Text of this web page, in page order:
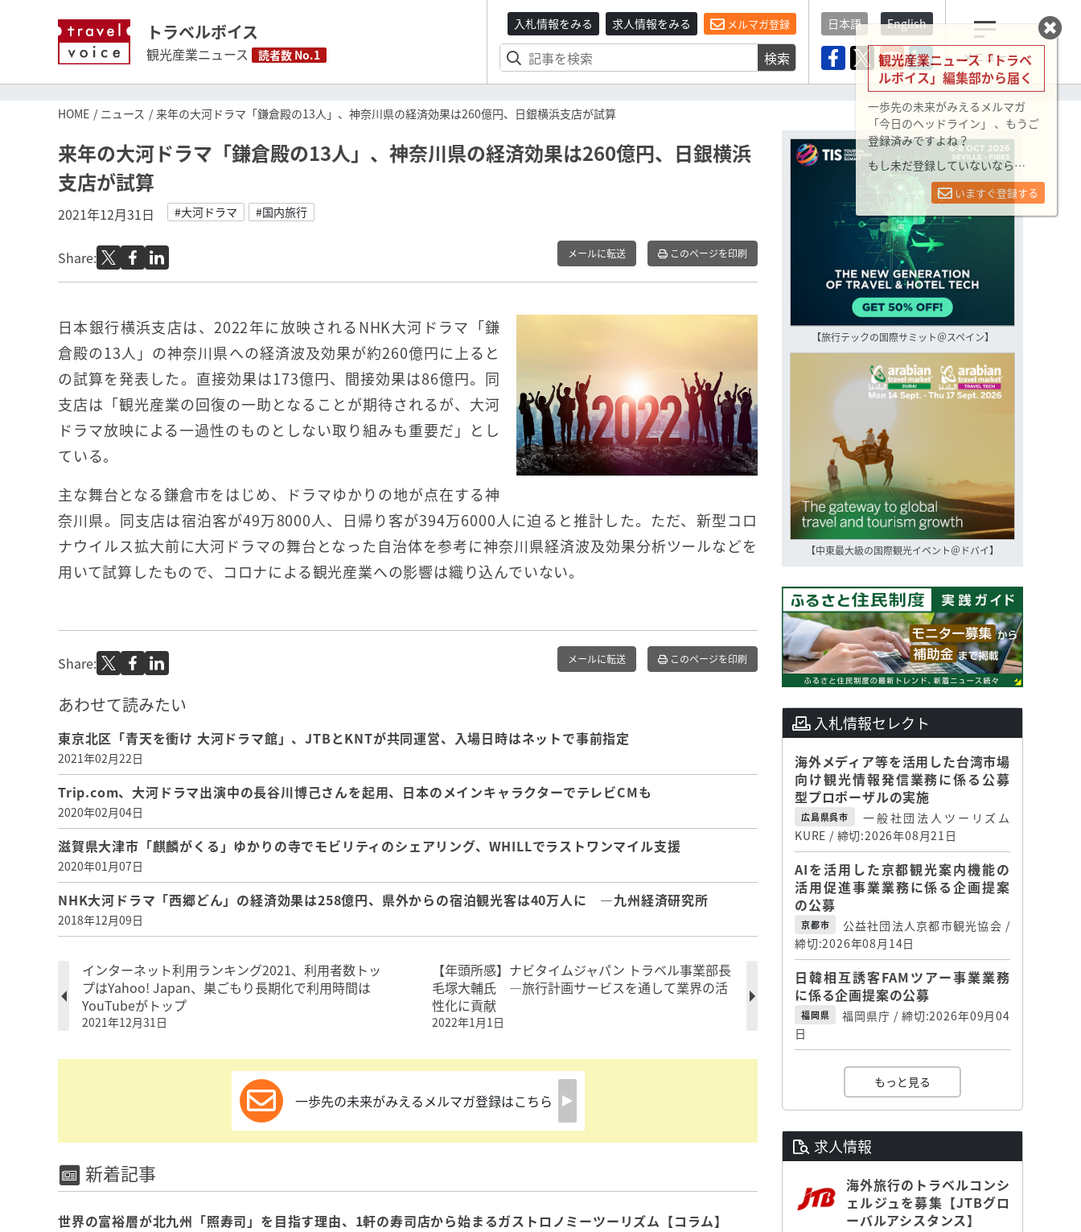
トラベルボイス
観光産業ニュース 読者数 No.1
入札情報をみる 求人情報をみる メルマガ登録
検索
日本語 English
メニュー
HOME ニュース 来年の大河ドラマ「鎌倉殿の13人」、神奈川県の経済効果は260億円、日銀横浜支店が試算
来年の大河ドラマ「鎌倉殿の13人」、神奈川県の経済効果は260億円、日銀横浜
支店が試算
2021年12月31日 #大河ドラマ #国内旅行
Share: メールに転送 このページを印刷
日本銀行横浜支店は、2022年に放映されるNHK大河ドラマ「鎌
倉殿の13人」の神奈川県への経済波及効果が約260億円に上ると
の試算を発表した。直接効果は173億円、間接効果は86億円。同
支店は「観光産業の回復の一助となることが期待されるが、大河
ドラマ放映による一過性のものとしない取り組みも重要だ」とし
ている。
主な舞台となる鎌倉市をはじめ、ドラマゆかりの地が点在する神
奈川県。同支店は宿泊客が49万8000人、日帰り客が394万6000人に迫ると推計した。ただ、新型コロ
ナウイルス拡大前に大河ドラマの舞台となった自治体を参考に神奈川県経済波及効果分析ツールなどを
用いて試算したもので、コロナによる観光産業への影響は織り込んでいない。
Share: メールに転送 このページを印刷
あわせて読みたい
東京北区「青天を衝け 大河ドラマ館」、JTBとKNTが共同運営、入場日時はネットで事前指定
2021年02月22日
Trip.com、大河ドラマ出演中の長谷川博己さんを起用、日本のメインキャラクターでテレビCMも
2020年02月04日
滋賀県大津市「麒麟がくる」ゆかりの寺でモビリティのシェアリング、WHILLでラストワンマイル支援
2020年01月07日
NHK大河ドラマ「西郷どん」の経済効果は258億円、県外からの宿泊観光客は40万人に ―九州経済研究所
2018年12月09日
インターネット利用ランキング2021、利用者数トッ
プはYahoo! Japan、巣ごもり長期化で利用時間は
YouTubeがトップ
2021年12月31日
【年頭所感】ナビタイムジャパン トラベル事業部長
毛塚大輔氏 ―旅行計画サービスを通して業界の活
性化に貢献
2022年1月1日
一歩先の未来がみえるメルマガ登録はこちら
新着記事
世界の富裕層が北九州「照寿司」を目指す理由、1軒の寿司店から始まるガストロノミーツーリズム【コラム】
【旅行テックの国際サミット＠スペイン】
【中東最大級の国際観光イベント＠ドバイ】
入札情報セレクト
海外メディア等を活用した台湾市場
向け観光情報発信業務に係る公募
型プロポーザルの実施
広島県呉市
一般社団法人ツーリズム
KURE / 締切:2026年08月21日
AIを活用した京都観光案内機能の
活用促進事業業務に係る企画提案
の公募
京都市
公益社団法人京都市観光協会 /
締切:2026年08月14日
日韓相互誘客FAMツアー事業業務
に係る企画提案の公募
福岡県
福岡県庁 / 締切:2026年09月04
日
もっと見る
求人情報
海外旅行のトラベルコンシ
ェルジュを募集【JTBグロ
ーバルアシスタンス】
観光産業ニュース「トラベ
ルボイス」編集部から届く
一歩先の未来がみえるメルマガ
「今日のヘッドライン」 、もうご
登録済みですよね？
もし未だ登録していないなら…
いますぐ登録する